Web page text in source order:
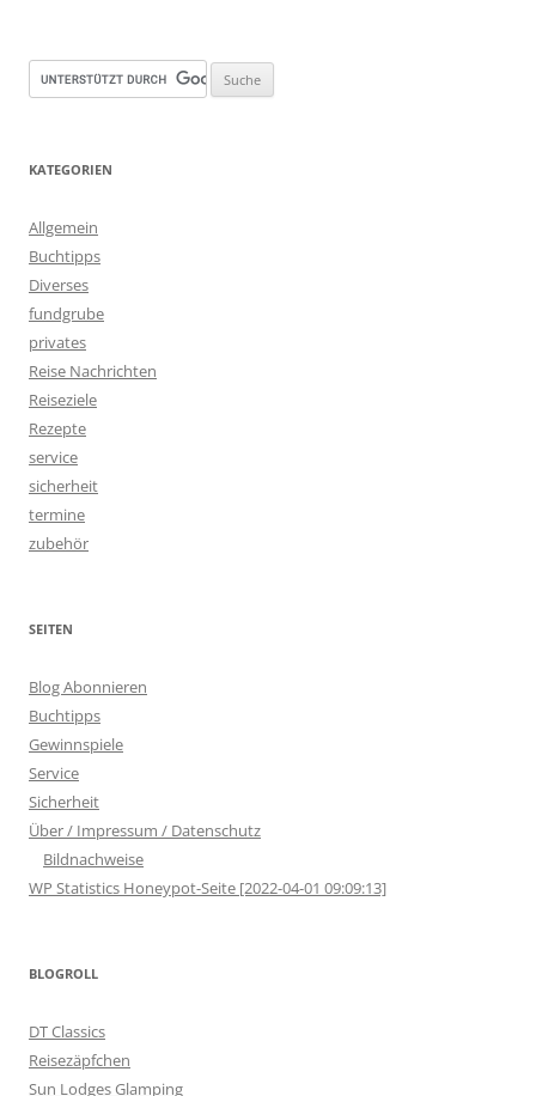
KATEGORIEN
Allgemein
Buchtipps
Diverses
fundgrube
privates
Reise Nachrichten
Reiseziele
Rezepte
service
sicherheit
termine
zubehör
SEITEN
Blog Abonnieren
Buchtipps
Gewinnspiele
Service
Sicherheit
Über / Impressum / Datenschutz
Bildnachweise
WP Statistics Honeypot-Seite [2022-04-01 09:09:13]
BLOGROLL
DT Classics
Reisezäpfchen
Sun Lodges Glamping